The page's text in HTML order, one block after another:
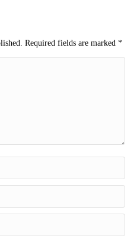
Required fields are marked *